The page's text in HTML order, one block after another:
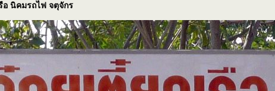
อ นิคมรถไฟ จตุจักร